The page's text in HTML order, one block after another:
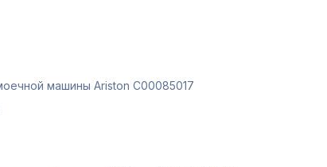
машины Ariston C00085017